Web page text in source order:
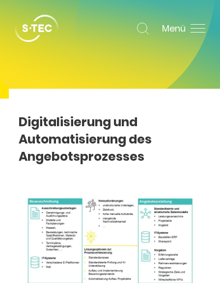
Menü
Digitalisierung und
Automatisierung des
Angebotsprozesses